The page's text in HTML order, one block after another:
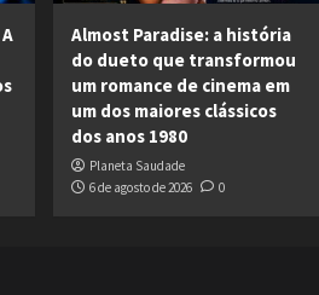
Almost Paradise: a história
do dueto que transformou
um romance de cinema em
um dos maiores clássicos
dos anos 1980
Planeta Saudade
6 de agosto de 2026
0